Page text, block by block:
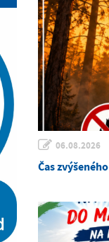
06.08.2026
Čas